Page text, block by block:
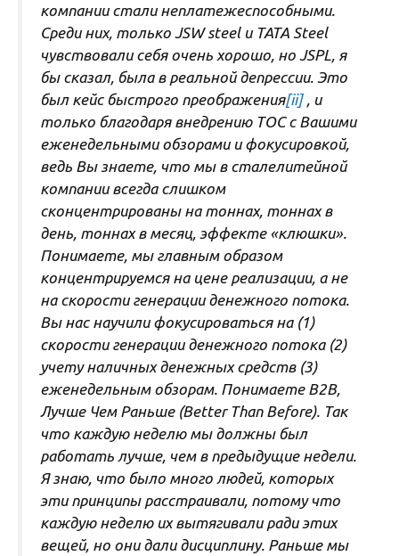
компании стали неплатежеспособными.
Среди них, только JSW steel и TATA Steel
чувствовали себя очень хорошо, но JSPL, я
бы сказал, была в реальной депрессии. Это
был кейс быстрого преображения[ii], и
только благодаря внедрению ТОС с Вашими
еженедельными обзорами и фокусировкой,
ведь Вы знаете, что мы в сталелитейной
компании всегда слишком
сконцентрированы на тоннах, тоннах в
день, тоннах в месяц, эффекте «клюшки».
Понимаете, мы главным образом
концентрируемся на цене реализации, а не
на скорости генерации денежного потока.
Вы нас научили фокусироваться на (1)
скорости генерации денежного потока (2)
учету наличных денежных средств (3)
еженедельным обзорам. Понимаете B2B,
Лучше Чем Раньше (Better Than Before). Так
что каждую неделю мы должны был
работать лучше, чем в предыдущие недели.
Я знаю, что было много людей, которых
эти принципы расстраивали, потому что
каждую неделю их вытягивали ради этих
вещей, но они дали дисциплину. Раньше мы